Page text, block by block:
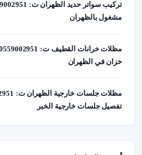
مشغول بالظهران
خزان في الظهران
تفصيل جلسات خارجية الخبر